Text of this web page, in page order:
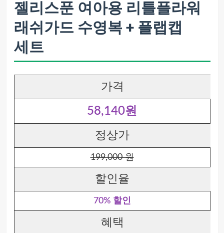
젤리스푼 여아용 리틀플라워
래쉬가드 수영복 + 플랩캡
세트
가격
58,140원
정상가
199,000 원
할인율
70% 할인
혜택